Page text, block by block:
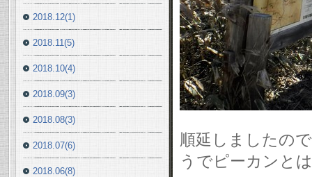
順延しましたの
うでピーカンと
2018.12(1)
2018.11(5)
2018.10(4)
2018.09(3)
2018.08(3)
2018.07(6)
2018.06(8)